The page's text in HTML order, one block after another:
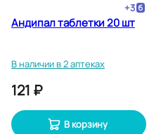
+3
Андипал таблетки 20 шт
В наличии в 2 аптеках
121 ₽
В корзину